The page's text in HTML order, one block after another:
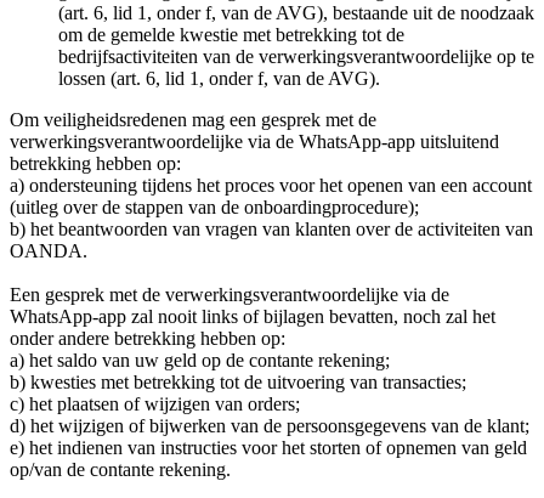
(art. 6, lid 1, onder f, van de AVG), bestaande uit de noodzaak
om de gemelde kwestie met betrekking tot de
bedrijfsactiviteiten van de verwerkingsverantwoordelijke op te
lossen (art. 6, lid 1, onder f, van de AVG).
Om veiligheidsredenen mag een gesprek met de
verwerkingsverantwoordelijke via de WhatsApp-app uitsluitend
betrekking hebben op:
a) ondersteuning tijdens het proces voor het openen van een account
(uitleg over de stappen van de onboardingprocedure);
b) het beantwoorden van vragen van klanten over de activiteiten van
OANDA.
Een gesprek met de verwerkingsverantwoordelijke via de
WhatsApp-app zal nooit links of bijlagen bevatten, noch zal het
onder andere betrekking hebben op:
a) het saldo van uw geld op de contante rekening;
b) kwesties met betrekking tot de uitvoering van transacties;
c) het plaatsen of wijzigen van orders;
d) het wijzigen of bijwerken van de persoonsgegevens van de klant;
e) het indienen van instructies voor het storten of opnemen van geld
op/van de contante rekening.